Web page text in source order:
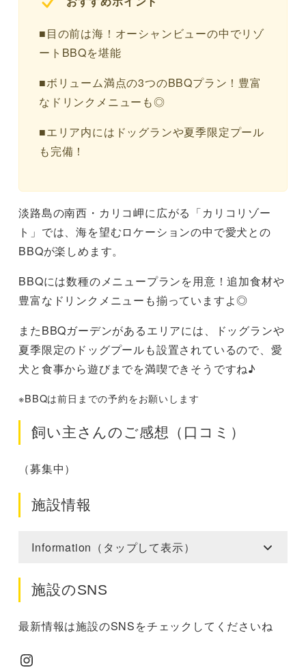
■目の前は海！オーシャンビューの中でリゾ
ートBBQを堪能
■ボリューム満点の3つのBBQプラン！豊富
なドリンクメニューも◎
■エリア内にはドッグランや夏季限定プール
も完備！
淡路島の南西・カリコ岬に広がる「カリコリゾー
ト」では、海を望むロケーションの中で愛犬との
BBQが楽しめます。
BBQには数種のメニュープランを用意！追加食材や
豊富なドリンクメニューも揃っていますよ◎
またBBQガーデンがあるエリアには、ドッグランや
夏季限定のドッグプールも設置されているので、愛
犬と食事から遊びまでを満喫できそうですね♪
※BBQは前日までの予約をお願いします
飼い主さんのご感想（口コミ）
（募集中）
施設情報
Information（タップして表示）
施設のSNS
最新情報は施設のSNSをチェックしてくださいね
Instagram